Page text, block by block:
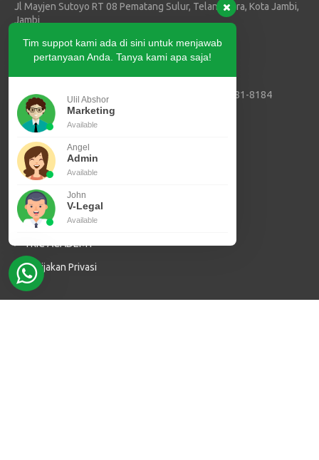
Jl Mayjen Sutoyo RT 08 Pematang Sulur, Telanaipura, Kota Jambi,
Jambi
HUBUNGI KAMI
Marketing SVLK, PPIU dan PJK3 :
+62 811-3881-8184
Marketing ISPO :+62 821-3409-7795
E-mail :
info@tric-indonesia.com
Sertifikasi SVLK
Sertifikasi ISPO
Akreditasi PPIU
Jasa Inspeksi
TRIC ACADEMY
Kebijakan Privasi
Tim suppot kami ada di sini untuk menjawab
pertanyaan Anda. Tanya kami apa saja!
Ulil Abshor
Marketing
Available
Angel
Admin
Available
John
V-Legal
Available